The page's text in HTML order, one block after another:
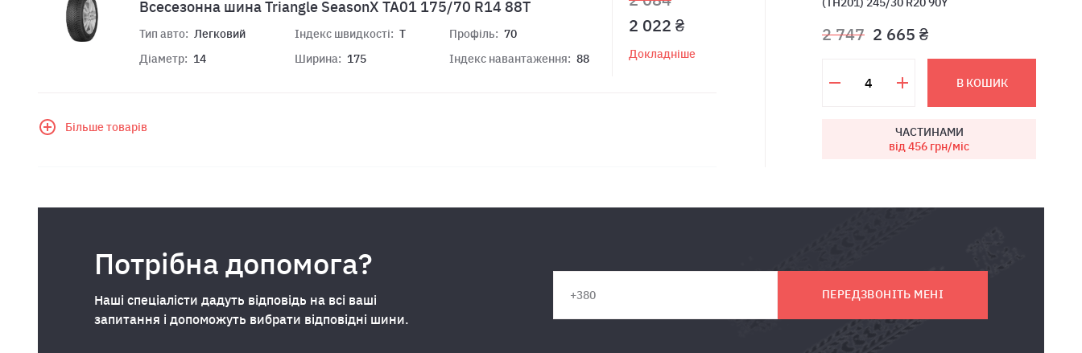
Всесезонна шина Triangle SeasonX TA01 175/70 R14 88T
Тип авто: Легковий
Діаметр: 14
Індекс швидкості: T
Ширина: 175
Профіль: 70
Індекс навантаження: 88
2 022 ₴
Докладніше
Більше товарів
2 747 2 665 ₴
В КОШИК
ЧАСТИНАМИ
від 456 грн/міс
Потрібна допомога?
Наші спеціалісти дадуть відповідь на всі ваші
запитання і допоможуть вибрати відповідні шини.
ПЕРЕДЗВОНІТЬ МЕНІ